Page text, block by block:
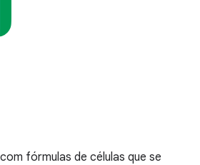
fórmulas de células que se